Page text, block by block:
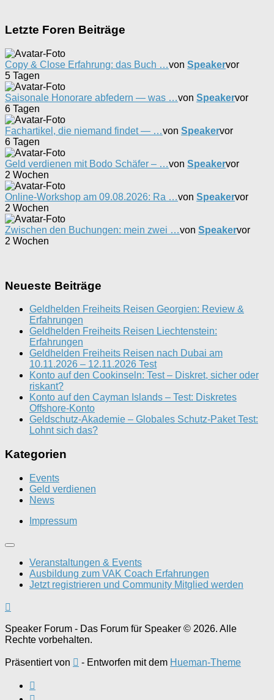
Letzte Foren Beiträge
Copy & Close Erfahrung: das Buch …von Speakervor
5 Tagen
Saisonale Honorare abfedern — was …von Speakervor
6 Tagen
Fachartikel, die niemand findet — …von Speakervor
6 Tagen
Geld verdienen mit Bodo Schäfer – …von Speakervor
2 Wochen
Online-Workshop am 09.08.2026: Ra …von Speakervor
2 Wochen
Zwischen den Buchungen: mein zwei …von Speakervor
2 Wochen
Neueste Beiträge
Geldhelden Freiheits Reisen Georgien: Review &
Erfahrungen
Geldhelden Freiheits Reisen Liechtenstein:
Erfahrungen
Geldhelden Freiheits Reisen nach Dubai am
10.11.2026 – 12.11.2026 Test
Konto auf den Cookinseln: Test – Diskret, sicher oder
riskant?
Konto auf den Cayman Islands – Test: Diskretes
Offshore-Konto
Geldschutz-Akademie – Globales Schutz-Paket Test:
Lohnt sich das?
Kategorien
Events
Geld verdienen
News
Impressum
Veranstaltungen & Events
Ausbildung zum VAK Coach Erfahrungen
Jetzt registrieren und Community Mitglied werden
Speaker Forum - Das Forum für Speaker © 2026. Alle
Rechte vorbehalten.
Präsentiert von - Entworfen mit dem Hueman-Theme